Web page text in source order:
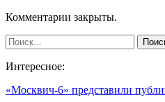
Комментарии закрыты.
Интересное:
«Москвич-6» представили